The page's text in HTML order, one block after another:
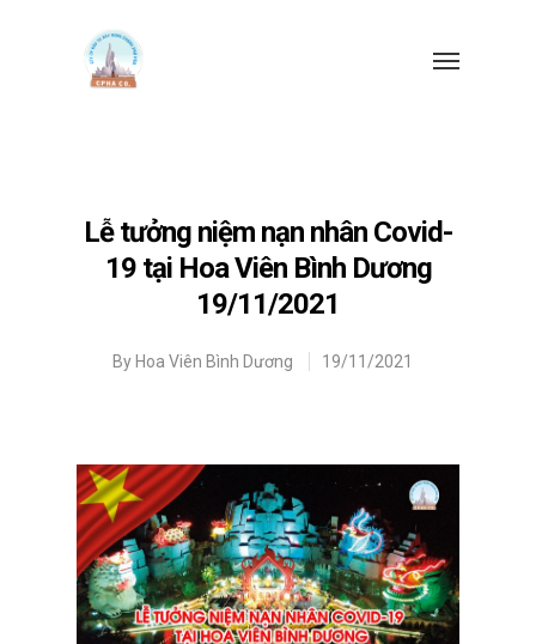
Lễ tưởng niệm nạn nhân Covid-
19 tại Hoa Viên Bình Dương
19/11/2021
By Hoa Viên Bình Dương 19/11/2021